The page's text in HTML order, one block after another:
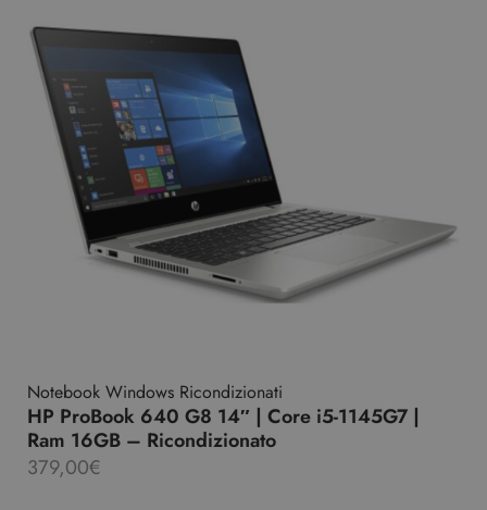
Notebook Windows Ricondizionati
HP ProBook 640 G8 14″ | Core i5-1145G7 |
Ram 16GB – Ricondizionato
379,00€